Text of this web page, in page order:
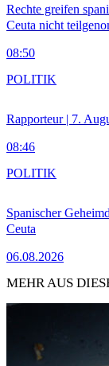
Rechte greifen
Ceuta nicht
08:50
Rapporteur | 7.
08:46
POLITIK
Spanischer
Ceuta
06.08.2026
POLITIK
MEHR AUS